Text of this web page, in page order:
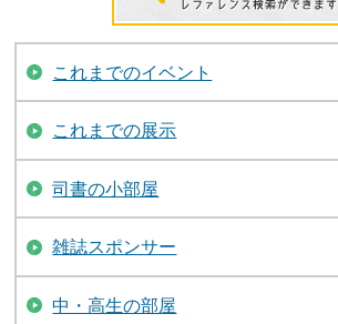
これまでのイベント
これまでの展示
司書の小部屋
雑誌スポンサー
中・高生の部屋